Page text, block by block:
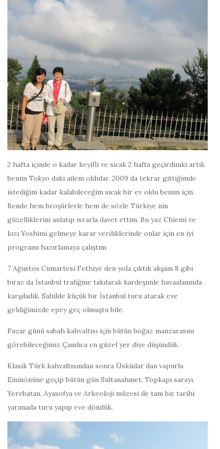
2 hafta içinde o kadar keyifli ve sıcak 2 hafta geçirdimki artık
benim Tokyo daki ailem oldular. 2009 da tekrar gittiğimde
istediğim kadar kalabileceğim sıcak bir ev oldu benim için.
Bende hem broşürlerle hem de sözle Türkiye nin
güzelliklerini anlatıp ısrarla davet ettim. Bu yaz Chiemi ve
kızı Yoshimi gelmeye karar verdiklerinde onlar için en iyi
programı hazırlamaya çalıştım.
7 Ağustos Cumartesi Fethiye den yola çıktık akşam 8 gibi
biraz da İstanbul trafiğine takılarak kardeşimle havaalanında
karşıladık. Sahilde küçük bir İstanbul turu atarak eve
geldiğimizde epey geç olmuştu bile.
Pazar günü sabah kahvaltısı için bütün boğaz manzarasını
görebileceğimiz Çamlıca en güzel yer diye düşündük.
Klasik Türk kahvaltısından sonra Üsküdar dan vapurla
Eminönüne geçip bütün gün Sultanahmet, Topkapı sarayı,
Yerebatan, Ayasofya ve Arkeoloji müzesi ile tam bir tarihi
yarımada turu yapıp eve döndük.